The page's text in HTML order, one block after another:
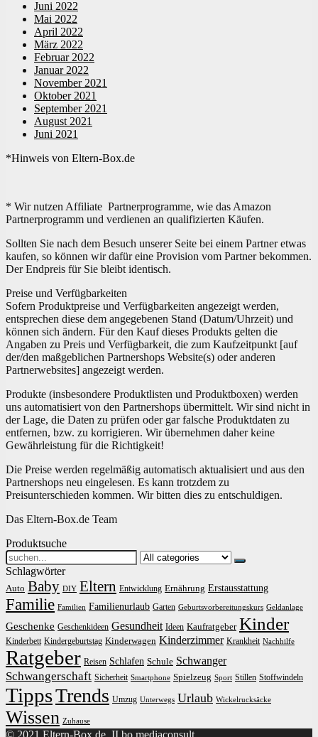
Juni 2022
Mai 2022
April 2022
März 2022
Februar 2022
Januar 2022
November 2021
Oktober 2021
September 2021
August 2021
Juni 2021
*Hinweis von Eltern-Box.de
* Wir nutzen Affiliate Partnerprogramme, wie das Amazon
Partnerprogramm und verdienen an qualifizierten Käufen.
Sollten Sie nach dem Besuch unserer Seite bei einem Partner etwas
kaufen, so können wir dafür eine Provision vom Partner bekommen.
Der Endpreis für Sie bleibt identisch.
Preise und Verfügbarkeiten
Sofern Produktpreise und Verfügbarkeiten angezeigt werden,
entsprechen diese dem angegebenen Stand (Datum/Uhrzeit) und
können sich ändern. Für den Kauf dieses Produkts gelten die
Angaben zu Preis und Verfügbarkeit, die zum Kaufzeitpunkt [auf
der/den maßgeblichen Partnershops Website(s) oder anderen
Partnerwebsites] angezeigt werden.
Produkte (insbesondere Produktlisten und Produktboxen) werden
uns automatisiert von den Partnershops übermittelt. Wir sind nicht in
der Lage, die Daten zu prüfen oder gar falsche Produktdaten zu
entfernen, bzw. zu korrigieren. Wir übernehmen daher keine
Gewährleistung für die Richtigkeit!
Die Preise werden regelmäßig automatisch aktualisiert und aus den
Partnershops neu eingelesen. Es kann trotzdem zu
Preisunterschieden kommen. Wir bitten dies zu entschuldigen.
Das Eltern-Box.de Team
Produktsuche
Search
for:
Schlagwörter
Auto Baby DIY Eltern Entwicklung Ernährung Erstausstattung
Familie Familien Familienurlaub Garten Geburtsvorbereitungskurs Geldanlage
Geschenke Geschenkideen Gesundheit Ideen Kaufratgeber Kinder
Kinderbett Kindergeburtstag Kinderwagen Kinderzimmer Krankheit Nachhilfe
Ratgeber Reisen Schlafen Schule Schwanger
Schwangerschaft Sicherheit Smartphone Spielzeug Sport Stillen Stoffwindeln
TippsTrends Umzug Unterwegs Urlaub Wickelrucksäcke
Wissen Zuhause
© 2021 Eltern-Box.de. II bo mediaconsult